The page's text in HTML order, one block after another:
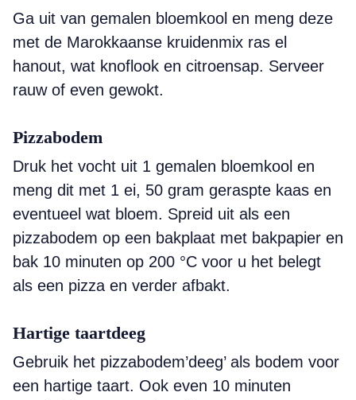
Ga uit van gemalen bloemkool en meng deze
met de Marokkaanse kruidenmix ras el
hanout, wat knoflook en citroensap. Serveer
rauw of even gewokt.
Pizzabodem
Druk het vocht uit 1 ­gemalen bloemkool en
meng dit met 1 ei, 50 gram geraspte kaas en
eventueel wat bloem. Spreid uit als een
pizzabodem op een bakplaat met bakpapier en
bak 10 minuten op 200 °C voor u het belegt
als een ­pizza en verder afbakt.
Hartige taartdeeg
Gebruik het pizza­bodem’deeg’ als bodem voor
een hartige taart. Ook even 10 minuten